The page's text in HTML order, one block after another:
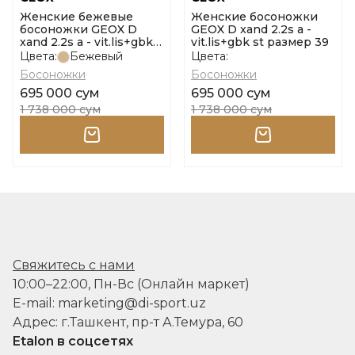
Женские бежевые
босоножки GEOX D
xand 2.2s a - vit.lis+gbk
st размер 40
Цвета:
Бежевый
Босоножки
695 000 сум
1 738 000 сум
Женские босоножки
GEOX D xand 2.2s a -
vit.lis+gbk st размер 39
Цвета:
Босоножки
695 000 сум
1 738 000 сум
Свяжитесь с нами
10:00–22:00, Пн-Вс (Онлайн маркет)
E-mail: marketing@di-sport.uz
Адрес: г.Ташкент, пр-т А.Темура, 60
Etalon в соцсетях